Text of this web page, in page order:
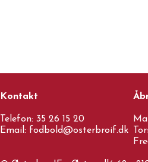
Kontakt
Telefon: 35 26 15 20
Email: fodbold@osterbroif.dk